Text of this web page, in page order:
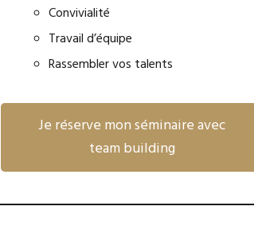
Convivialité
Travail d’équipe
Rassembler vos talents
Je réserve mon séminaire avec
team building